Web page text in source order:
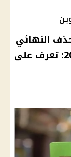
للحذف النهائي
من بطاقات التموين في مصر 2024: تعرف على